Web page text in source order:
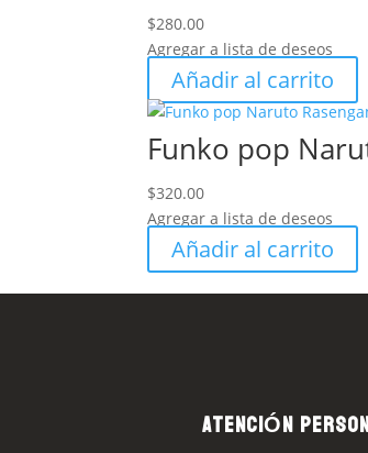
$280.00
Agregar a lista de deseos
Añadir al carrito
Funko pop
$320.00
Agregar a lista de deseos
Añadir al carrito
ATENCIÓN